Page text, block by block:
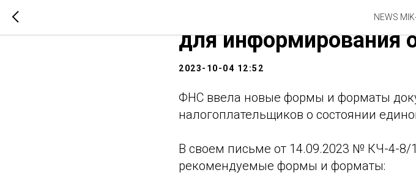
NEWS
ФНС установила
для информирования
2023-10-04 12:52
ФНС ввела новые формы и форматы
налогоплательщиков о состоянии
В своем письме от 14.09.2023 № КЧ-4-8/
рекомендуемые формы и форматы: